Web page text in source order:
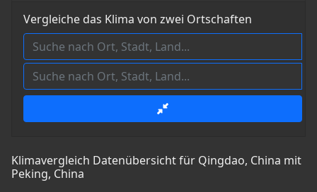
Vergleiche das Klima von zwei Ortschaften
Klimavergleich Datenübersicht für Qingdao, China mit
Peking, China